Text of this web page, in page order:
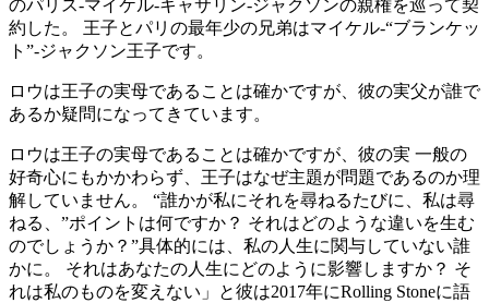
のパリス-マイケル-キャサリン-ジャクソンの親権を巡って契
約した。 王子とパリの最年少の兄弟はマイケル-“ブランケッ
ト”-ジャクソン王子です。
ロウは王子の実母であることは確かですが、彼の実父が誰で
あるか疑問になってきています。
ロウは王子の実母であることは確かですが、彼の実 一般の
好奇心にもかかわらず、王子はなぜ主題が問題であるのか理
解していません。 “誰かが私にそれを尋ねるたびに、私は尋
ねる、”ポイントは何ですか？ それはどのような違いを生む
のでしょうか？”具体的には、私の人生に関与していない誰
かに。 それはあなたの人生にどのように影響しますか？ そ
れは私のものを変えない」と彼は2017年にRolling Stoneに語